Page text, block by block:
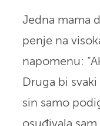
Jedna mama
penje na
napomenu:
Druga bi
sin samo
osuđivala